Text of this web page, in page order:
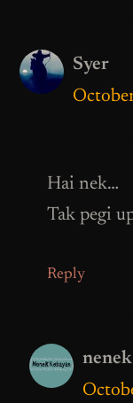
Syer
Hai nek…
Tak pegi
Reply